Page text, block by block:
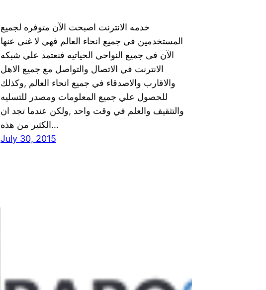
خدمه الانترنت اصبحت الآن متوفره لجميع
المستخدمين في جميع انحاء العالم فهي لا غني عنها
الآن فى جميع النواحي الحياتيه فنعتمد علي شبكه
الانترنت في الاتصال والتواصل مع جميع الاهل
والاقارب والاصدقاء في جميع انحاء العالم ,وكذلك
للحصول علي جميع المعلومات ومصدر للتسليه
والتثقيف والعلم في وقت واحد ,ولكن عندما تجد ان
الكثير من هذه…
July 30, 2015